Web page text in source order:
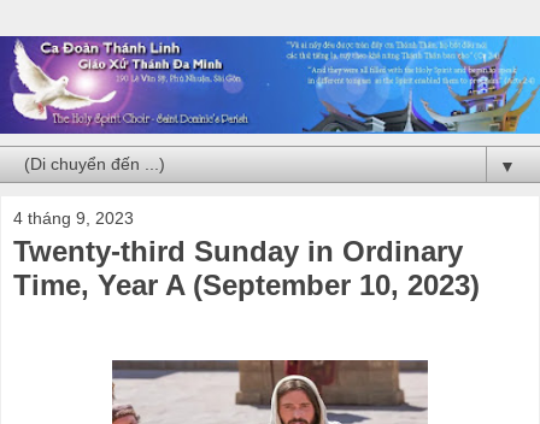
▼
4 tháng 9, 2023
Twenty-third Sunday in Ordinary
Time, Year A (September 10, 2023)